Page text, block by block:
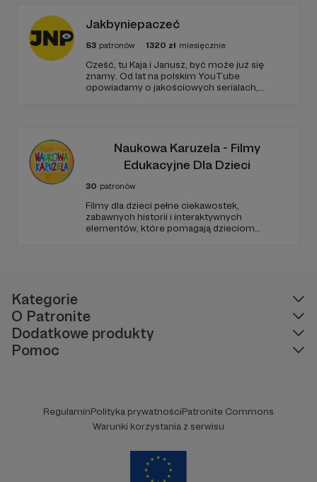
Jakbyniepaczeć
53 patronów 1320 zł miesięcznie
Cześć, tu Kaja i Janusz, być może już się
znamy. Od lat na polskim YouTube
opowiadamy o jakościowych serialach,
rozwijać i dalej działać!
Naukowa Karuzela - Filmy
Edukacyjne Dla Dzieci
30 patronów
Filmy dla dzieci pełne ciekawostek,
zabawnych historii i interaktywnych
elementów, które pomagają dzieciom
Kategorie
O Patronite
Dodatkowe produkty
Pomoc
RegulaminPolityka prywatnościPatronite Commons
Warunki korzystania z serwisu